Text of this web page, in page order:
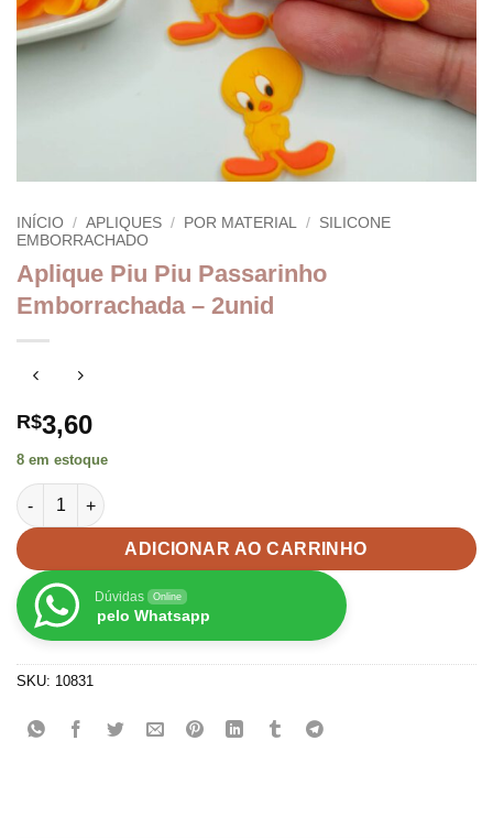
INÍCIO / APLIQUES / POR MATERIAL / SILICONE
EMBORRACHADO
Aplique Piu Piu Passarinho
Emborrachada – 2unid
R$3,60
8 em estoque
Aplique Piu Piu Passarinho Emborrachada - 2unid quantidade
ADICIONAR AO CARRINHO
Dúvidas Online
pelo Whatsapp
SKU: 10831